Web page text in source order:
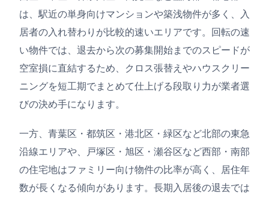
は、駅近の単身向けマンションや築浅物件が多く、入
居者の入れ替わりが比較的速いエリアです。回転の速
い物件では、退去から次の募集開始までのスピードが
空室損に直結するため、クロス張替えやハウスクリー
ニングを短工期でまとめて仕上げる段取り力が業者選
びの決め手になります。
一方、青葉区・都筑区・港北区・緑区など北部の東急
沿線エリアや、戸塚区・旭区・瀬谷区など西部・南部
の住宅地はファミリー向け物件の比率が高く、居住年
数が長くなる傾向があります。長期入居後の退去では